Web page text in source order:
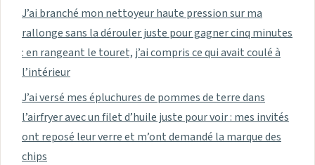
J’ai branché mon nettoyeur haute pression sur ma
rallonge sans la dérouler juste pour gagner cinq minutes
: en rangeant le touret, j’ai compris ce qui avait coulé à
l’intérieur
J’ai versé mes épluchures de pommes de terre dans
l’airfryer avec un filet d’huile juste pour voir : mes invités
ont reposé leur verre et m’ont demandé la marque des
chips